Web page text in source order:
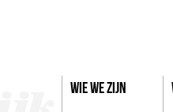
Wie we zijn